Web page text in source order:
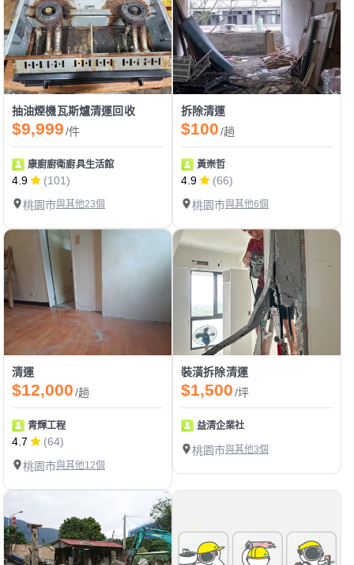
抽油煙機瓦斯爐清運回收
$9,999/件
康廚廚衛廚具生活館
4.9
(101)
桃園市與其他23個
拆除清運
$100/趟
黃崇哲
4.9
(66)
桃園市與其他6個
清運
$12,000/趟
青輝工程
4.7
(64)
桃園市與其他12個
裝潢拆除清運
$1,500/坪
益清企業社
桃園市與其他3個